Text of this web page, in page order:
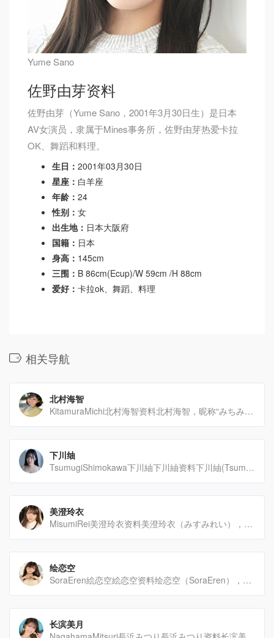
Yume Sano
佐野由芽资料
佐野由芽（Yume Sano，2001年3月30日生）是日本
AV女演员，隶属于Mines事务所，佐野由芽热爱卡拉
OK、舞蹈和料理。
生日： 2001年03月30日
星座： 白羊座
年龄： 24
性别： 女
出生地： 日本大阪府
国籍： 日本
身高： 145cm
三围： B 86cm(Ecup)/W 59cm /H 88cm
爱好： 卡拉ok、舞蹈、料理
相关导航
北村海智
KitamuraMichi北村海智资料北村海智，昵称“みちみち”或“みっちー”，是一位从SOD（Soft[…]
下川䌷
TsumugiShimokawa下川紬下川紬资料下川紬(TsumugiShimokawa,下川䌷)，[…]
美澄玲衣
MisumiRei美澄玲衣资料美澄玲衣（みすみれい），是日本的AV女优，隶属于BambiPromot[…]
绘恋空
SoraEren絵恋空絵恋空资料绘恋空（SoraEren），2024年1月12日出生于日本东京，摩羯[…]
长滨美月